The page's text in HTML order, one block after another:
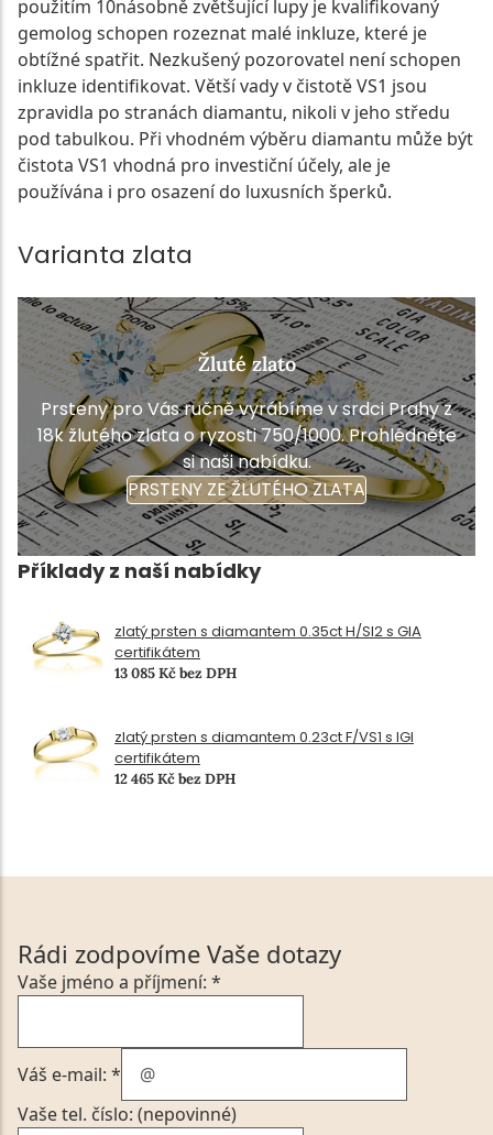
použitím 10násobně zvětšující lupy je kvalifikovaný
gemolog schopen rozeznat malé inkluze, které je
obtížné spatřit. Nezkušený pozorovatel není schopen
inkluze identifikovat. Větší vady v čistotě VS1 jsou
zpravidla po stranách diamantu, nikoli v jeho středu
pod tabulkou. Při vhodném výběru diamantu může být
čistota VS1 vhodná pro investiční účely, ale je
používána i pro osazení do luxusních šperků.
Varianta zlata
Žluté zlato
Prsteny pro Vás ručně vyrábíme v srdci Prahy z
18k žlutého zlata o ryzosti 750/1000. Prohlédněte
si naši nabídku.
PRSTENY ZE ŽLUTÉHO ZLATA
Příklady z naší nabídky
zlatý prsten s diamantem 0.35ct H/SI2 s GIA
certifikátem
13 085 Kč bez DPH
zlatý prsten s diamantem 0.23ct F/VS1 s IGI
certifikátem
12 465 Kč bez DPH
Rádi zodpovíme Vaše dotazy
Vaše jméno a příjmení: *
Váš e-mail: *
Vaše tel. číslo: (nepovinné)